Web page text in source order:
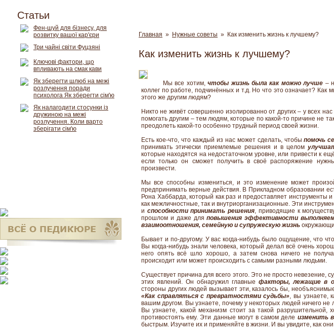
Главная » Нужные советы » Как изменить жизнь к лучшему?
Как изменить жизнь к лучшему?
Мы все хотим,чтобы жизнь была как можно лучше –
коллег по работе, подчинённых и т.д. Но что это означает?
этого же другим людям?
Никто не живёт совершенно изолированно от других – у всех
помогать другим – тем людям, которые по какой-то причине не
преодолеть какой-то особенно трудный период своей жизни.
Есть кое-что, что каждый из нас может сделать, чтобыпомочь
принимать этически приемлемые решения и в целом
которые находятся на недостаточном уровне, или привести к
если только он сможет получить в своё распоряжение
произвести.
Мы все способны измениться, и это изменение может
предпринимать верные действия. В Прикладном образовании
Рона Хаббарда, который как раз и предоставляет
как межличностные, так и внутриорганизационные. Эти
и способности принимать решения, приводящие к
прошлом и даже дляповышения эффективности
взаимоотношения, семейную и супружескую жизнь
Бывает и по-другому. У вас когда-нибудь было ощущение, что
Вы когда-нибудь знали человека, который делал всё очень
него опять всё шло хорошо, а затем снова ничего не
происходит или может происходить с самыми разными людьми.
Существует причина для всего этого. Это не просто
этих явлений. Он обнаружил главныефакторы, лежащие в
стороны других людей вызывает эти, казалось бы,
«Как справляться с превратностями судьбы», вы узнаете,
вашим другом. Вы узнаете, почему у некоторых людей ничего не
Вы узнаете, какой механизм стоит за такой
противостоять ему. Эти данные могут в самом деле изменить
быстрым. Изучите их и применяйте в жизни. И вы увидите, как
Статьи
Фен-шуй для бізнесу, для
розвитку вашої кар'єри
Три чайні світи Фуцзяні
Ключові фактори, що
впливають на смак кави
Як зберегти шлюб на межі
розлучення поради
психолога Як зберегти сім'ю
Як налагодити стосунки із
дружиною на межі
розлучення. Коли варто
зберігати сім'ю